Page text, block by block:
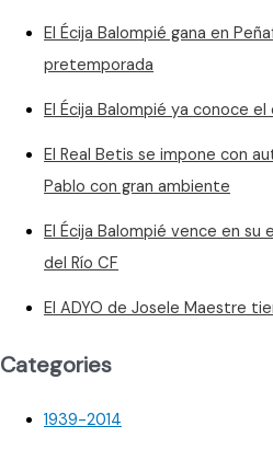
medirseEl Écija Balompié gana en
pretemporada
El Écija Balompié ya conoce
El Real Betis se impone con
Pablo con gran ambiente
El Écija Balompié vence en
del Río CF
El ADYO de Josele Maestre
Categories
1939-2014